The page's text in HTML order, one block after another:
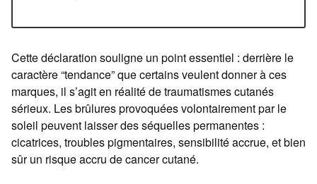
Cette déclaration souligne un point essentiel : derrière le
caractère “tendance” que certains veulent donner à ces
marques, il s’agit en réalité de traumatismes cutanés
sérieux. Les brûlures provoquées volontairement par le
soleil peuvent laisser des séquelles permanentes :
cicatrices, troubles pigmentaires, sensibilité accrue, et bien
sûr un risque accru de cancer cutané.